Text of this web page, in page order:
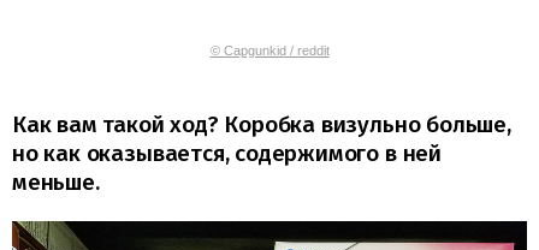
© Capgunkid / reddit
Как вам такой ход? Коробка визульно больше,
но как оказывается, содержимого в ней
меньше.